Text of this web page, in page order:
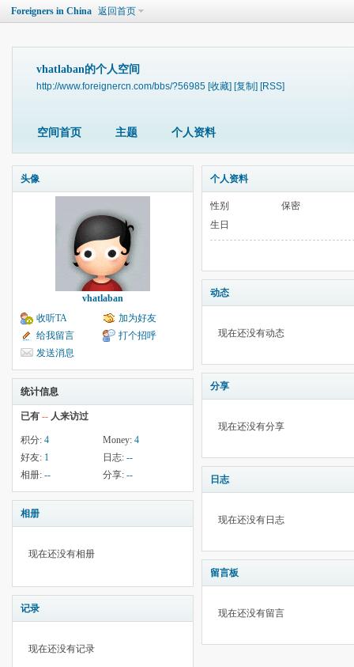
Foreigners in China 返回首页
vhatlaban的个人空间
http://www.foreignercn.com/bbs/?56985 [收藏] [复制] [RSS]
空间首页 主题 个人资料
头像
vhatlaban
收听TA
加为好友
给我留言
打个招呼
发送消息
统计信息
已有 -- 人来访过
积分: 4 Money: 4
好友: 1 日志: --
相册: -- 分享: --
相册
现在还没有相册
记录
现在还没有记录
个人资料
性别
保密
生日
动态
现在还没有动态
分享
现在还没有分享
日志
现在还没有日志
留言板
现在还没有留言